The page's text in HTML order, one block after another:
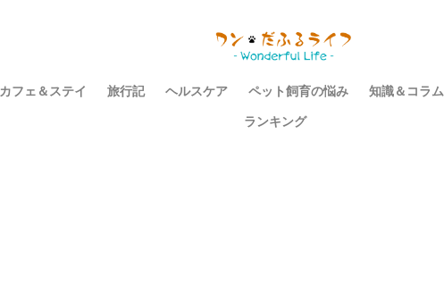
カフェ＆ステイ 旅行記 ヘルスケア ペット飼育の悩み 知識＆コラム
ランキング